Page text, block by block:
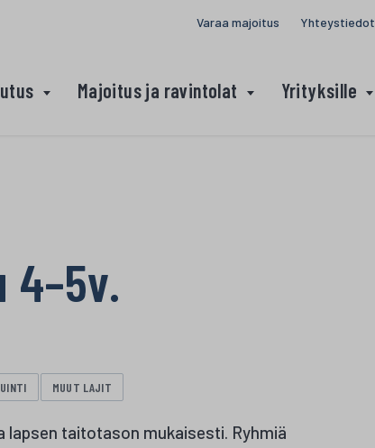
Varaa majoitus Yhteystiedot
Majoitus ja ravintolat Yrityksille
4–5v.
UINTI MUUT LAJIT
lapsen taitotason mukaisesti. Ryhmiä